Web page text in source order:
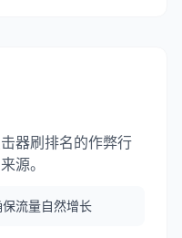
器刷排名的作弊行
源。
流量自然增长